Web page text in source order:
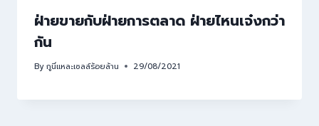
ฝ่ายขายกับฝ่ายการตลาด ฝ่ายไหนเจ๋งกว่า
กัน
Byกูนี่แหละเซลล์ร้อยล้าน 29/08/2021